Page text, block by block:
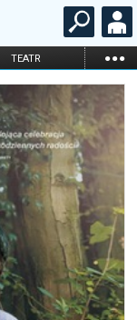
TEATR ...
KARNETY